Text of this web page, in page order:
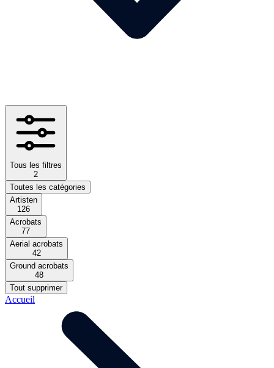
Tous les filtres
2
Toutes les catégories
Artisten
126
Acrobats
77
Aerial acrobats
42
Ground acrobats
48
Tout supprimer
Accueil